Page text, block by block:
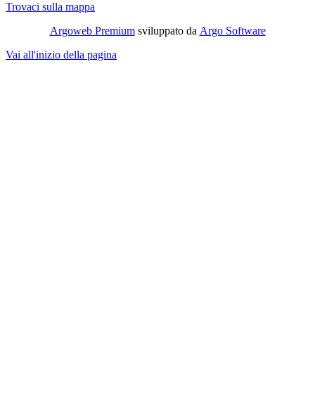
Trovaci sulla mappa
Argoweb Premiumsviluppato da Argo Software
Vai all'inizio della pagina